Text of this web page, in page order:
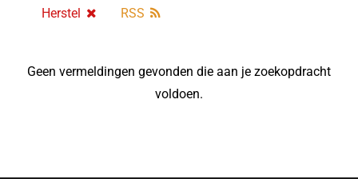
Herstel
RSS
Geen vermeldingen gevonden die aan je zoekopdracht
voldoen.